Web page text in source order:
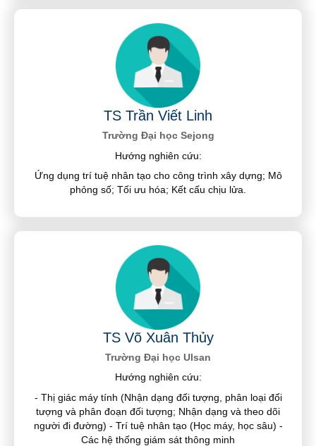
TS Trần Viết Linh
Trường Đại học Sejong
Hướng nghiên cứu:
Ứng dụng trí tuệ nhân tạo cho công trình xây dựng; Mô
phỏng số; Tối ưu hóa; Kết cấu chịu lửa.
TS Võ Xuân Thủy
Trường Đại học Ulsan
Hướng nghiên cứu:
- Thị giác máy tính (Nhận dạng đối tượng, phân loại đối
tượng và phân đoạn đối tượng; Nhận dạng và theo dõi
người đi đường) - Trí tuệ nhân tạo (Học máy, học sâu) -
Các hệ thống giám sát thông minh